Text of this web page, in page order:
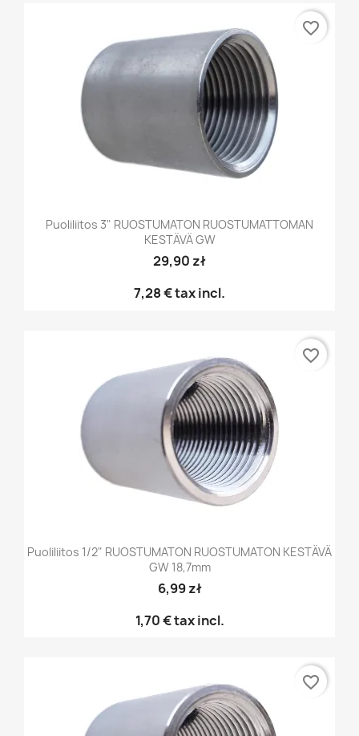
Puoliliitos 3" RUOSTUMATON RUOSTUMATTOMAN
KESTÄVÄ GW
29,90 zł
7,28 €tax incl.
favorite_border
Puoliliitos 1/2" RUOSTUMATON RUOSTUMATON KESTÄVÄ
GW 18,7mm
6,99 zł
1,70 €tax incl.
favorite_border
favorite_border